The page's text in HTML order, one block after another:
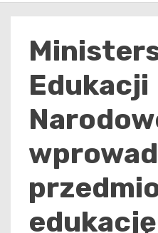
Edukacji
edukację